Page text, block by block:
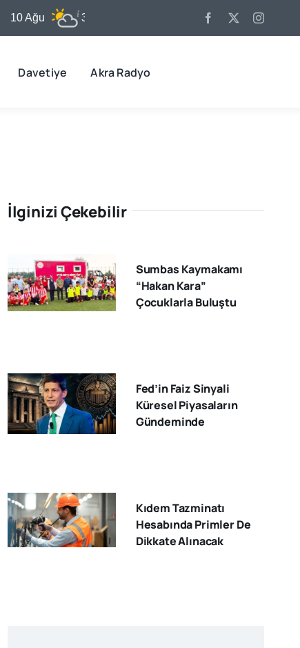
31°C 32°C
Davetiye Akra Radyo
İlginizi Çekebilir
Sumbas Kaymakamı
“Hakan Kara”
Çocuklarla Buluştu
Fed’in Faiz Sinyali
Küresel Piyasaların
Gündeminde
Kıdem Tazminatı
Hesabında Primler De
Dikkate Alınacak